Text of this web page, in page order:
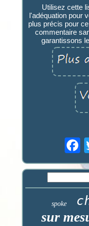
Utilisez cette
l'adéquation pour
plus précis pour
commentaire
garantissons
spoke
sur